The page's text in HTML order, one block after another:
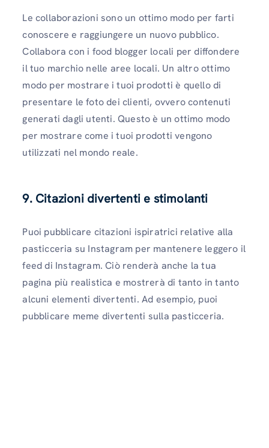
Le collaborazioni sono un ottimo modo per farti
conoscere e raggiungere un nuovo pubblico.
Collabora con i food blogger locali per diffondere
il tuo marchio nelle aree locali. Un altro ottimo
modo per mostrare i tuoi prodotti è quello di
presentare le foto dei clienti, ovvero contenuti
generati dagli utenti. Questo è un ottimo modo
per mostrare come i tuoi prodotti vengono
utilizzati nel mondo reale.
9. Citazioni divertenti e stimolanti
Puoi pubblicare citazioni ispiratrici relative alla
pasticceria su Instagram per mantenere leggero il
feed di Instagram. Ciò renderà anche la tua
pagina più realistica e mostrerà di tanto in tanto
alcuni elementi divertenti. Ad esempio, puoi
pubblicare meme divertenti sulla pasticceria.